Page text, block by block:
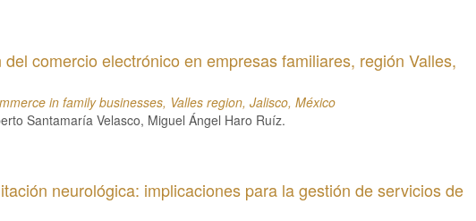
comercio electrónico en empresas familiares, región Valles,
in family businesses, Valles region, Jalisco, México
Santamaría Velasco, Miguel Ángel Haro Ruíz.
neurológica: implicaciones para la gestión de servicios de